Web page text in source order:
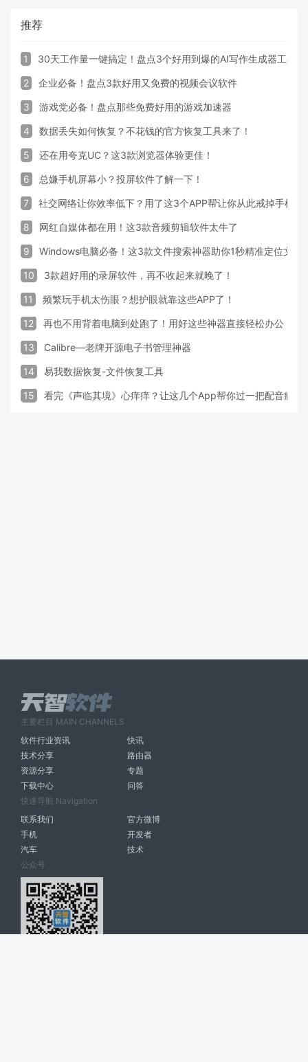
推荐
1 30天工作量一键搞定！盘点3个好用到爆的AI写作生成器工具
2 企业必备！盘点3款好用又免费的视频会议软件
3 游戏党必备！盘点那些免费好用的游戏加速器
4 数据丢失如何恢复？不花钱的官方恢复工具来了！
5 还在用夸克UC？这3款浏览器体验更佳！
6 总嫌手机屏幕小？投屏软件了解一下！
7 社交网络让你效率低下？用了这3个APP帮让你从此戒掉手机！
8 网红自媒体都在用！这3款音频剪辑软件太牛了
9 Windows电脑必备！这3款文件搜索神器助你1秒精准定位文件
10 3款超好用的录屏软件，再不收起来就晚了！
11 频繁玩手机太伤眼？想护眼就靠这些APP了！
12 再也不用背着电脑到处跑了！用好这些神器直接轻松办公
13 Calibre—老牌开源电子书管理神器
14 易我数据恢复-文件恢复工具
15 看完《声临其境》心痒痒？让这几个App帮你过一把配音瘾
主要栏目 MAIN CHANNELS
软件行业资讯
快讯
技术分享
路由器
资源分享
专题
下载中心
问答
快速导航 Navigation
联系我们
官方微博
手机
开发者
汽车
技术
公众号